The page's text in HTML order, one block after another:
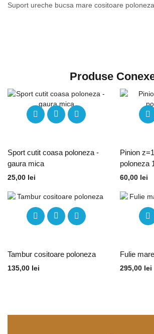
Suport ureche bucsa mare cositoare poloneza
Produse
Sport cutit coasa poloneza -
gaura mica
25,00 lei
Pinion
poloneza
60,00 lei
Tambur cositoare poloneza
135,00 lei
Fulie
295,00 lei